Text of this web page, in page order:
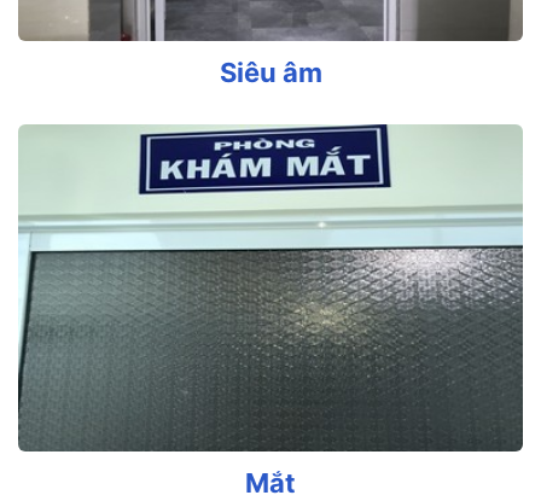
Siêu âm
Mắt